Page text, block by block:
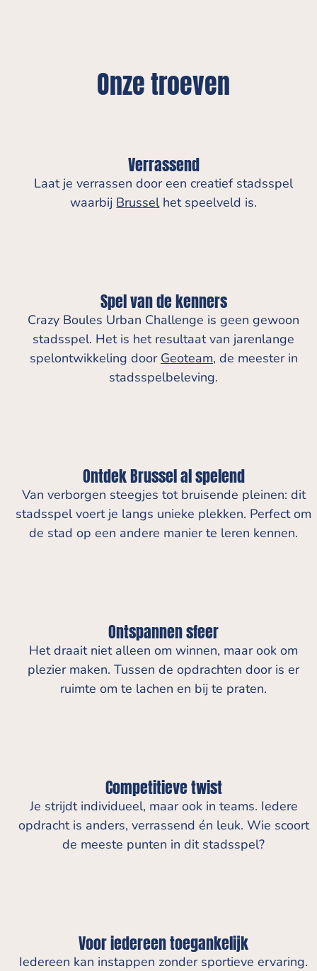
Onze troeven
Verrassend
Laat je verrassen door een creatief stadsspel
waarbij Brusselhet speelveld is.
Spel van de kenners
Crazy Boules Urban Challenge is geen gewoon
stadsspel. Het is het resultaat van jarenlange
spelontwikkeling door Geoteam, de meester in
stadsspelbeleving.
Ontdek Brussel al spelend
Van verborgen steegjes tot bruisende pleinen: dit
stadsspel voert je langs unieke plekken. Perfect om
de stad op een andere manier te leren kennen.
Ontspannen sfeer
Het draait niet alleen om winnen, maar ook om
plezier maken. Tussen de opdrachten door is er
ruimte om te lachen en bij te praten.
Competitieve twist
Je strijdt individueel, maar ook in teams. Iedere
opdracht is anders, verrassend én leuk. Wie scoort
de meeste punten in dit stadsspel?
Voor iedereen toegankelijk
Iedereen kan instappen zonder sportieve ervaring.